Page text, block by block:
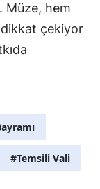
Karaman
Müze, hem
çekiyor
#Temsili Vali